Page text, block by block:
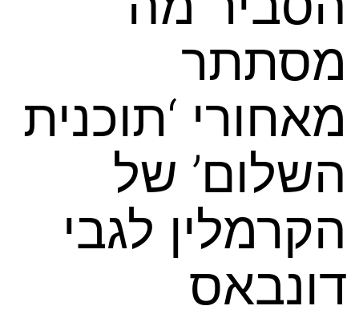
מסתתר
מאחורי ‘תוכנית
השלום’ של
הקרמלין לגבי
דונבאס